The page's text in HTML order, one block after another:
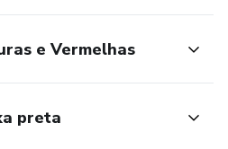
e Vermelhas
preta